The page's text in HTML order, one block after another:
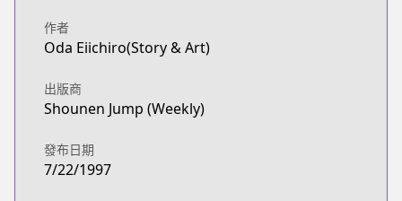
作者
Oda Eiichiro(Story & Art)
出版商
Shounen Jump (Weekly)
發布日期
7/22/1997